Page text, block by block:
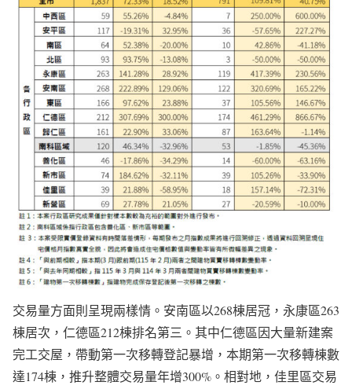
交易量方面則呈現兩樣情。安南區以268棟居冠，永康區263
棟居次，仁德區212棟排名第三。其中仁德區因大量新建案
完工交屋，帶動第一次移轉登記暴增，本期第一次移轉棟數
達174棟，推升整體交易量年增300%。相對地，佳里區交易